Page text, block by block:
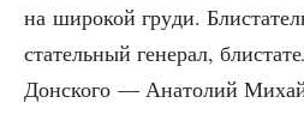
на широ­кой гру­ди.
ста­тель­ный гене­рал,
Дон­ско­го — Ана­то­лий